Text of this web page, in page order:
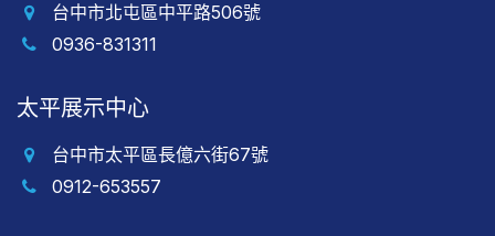
台中市北屯區中平路506號
0936-831311
太平展示中心
台中市太平區長億六街67號
0912-653557